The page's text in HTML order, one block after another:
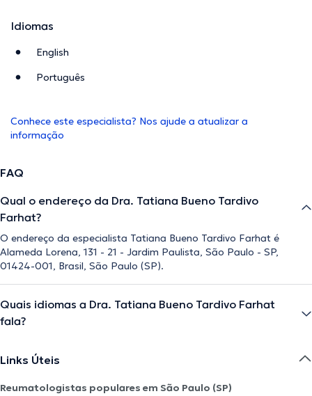
Idiomas
English
Português
Conhece este especialista? Nos ajude a atualizar a
informação
FAQ
Qual o endereço da Dra. Tatiana Bueno Tardivo
Farhat?
O endereço da especialista Tatiana Bueno Tardivo Farhat é
Alameda Lorena, 131 - 21 - Jardim Paulista, São Paulo - SP,
01424-001, Brasil, São Paulo (SP).
Quais idiomas a Dra. Tatiana Bueno Tardivo Farhat
fala?
Links Úteis
Reumatologistas populares em São Paulo (SP)